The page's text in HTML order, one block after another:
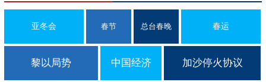
亚冬会 春节 总台春晚 春运
黎以局势 中国经济 加沙停火协议